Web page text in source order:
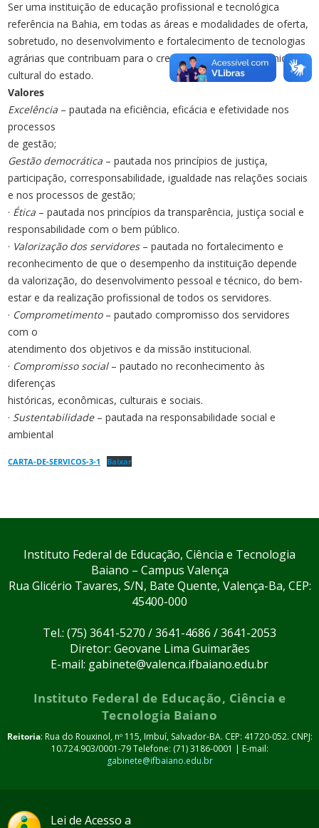
Ser uma instituição de educação profissional e tecnológica
referência na Bahia, em todas as áreas e modalidades de oferta,
sobretudo, no desenvolvimento e fortalecimento de tecnologias
agrárias que contribuam para o crescimento socioeconômico e
cultural do estado.
Valores
Excelência – pautada na eficiência, eficácia e efetividade nos
processos
de gestão;
Gestão democrática – pautada nos princípios de justiça,
participação, corresponsabilidade, igualdade nas relações sociais
e nos processos de gestão;
· Ética – pautada nos princípios da transparência, justiça social e
responsabilidade com o bem público.
· Valorização dos servidores– pautada no fortalecimento e
reconhecimento de que o desempenho da instituição depende
da valorização, do desenvolvimento pessoal e técnico, do bem-
estar e da realização profissional de todos os servidores.
· Comprometimento– pautado compromisso dos servidores
com o
atendimento dos objetivos e da missão institucional.
· Compromisso social – pautado no reconhecimento às
diferenças
históricas, econômicas, culturais e sociais.
· Sustentabilidade – pautada na responsabilidade social e
ambiental
CARTA-DE-SERVICOS-3-1 Baixar
Instituto Federal de Educação, Ciência e Tecnologia
Baiano – Campus Valença
Rua Glicério Tavares, S/N, Bate Quente, Valença-Ba, CEP:
45400-000
Tel.: (75) 3641-5270 / 3641-4686 / 3641-2053
Diretor: Geovane Lima Guimarães
E-mail: gabinete@valenca.ifbaiano.edu.br
Instituto Federal de Educação, Ciência e
Tecnologia Baiano
Reitoria: Rua do Rouxinol, nº 115, Imbuí, Salvador-BA. CEP: 41720-052. CNPJ:
10.724.903/0001-79 Telefone: (71) 3186-0001 | E-mail:
gabinete@ifbaiano.edu.br
Lei de Acesso a